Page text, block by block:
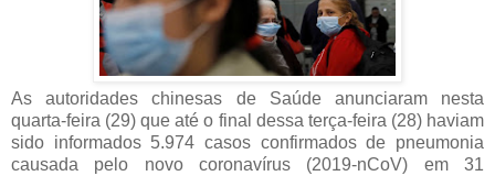
As autoridades chinesas de Saúde anunciaram nesta
quarta-feira (29) que até o final dessa terça-feira (28) haviam
sido informados 5.974 casos confirmados de pneumonia
causada pelo novo coronavírus (2019-nCoV) em 31